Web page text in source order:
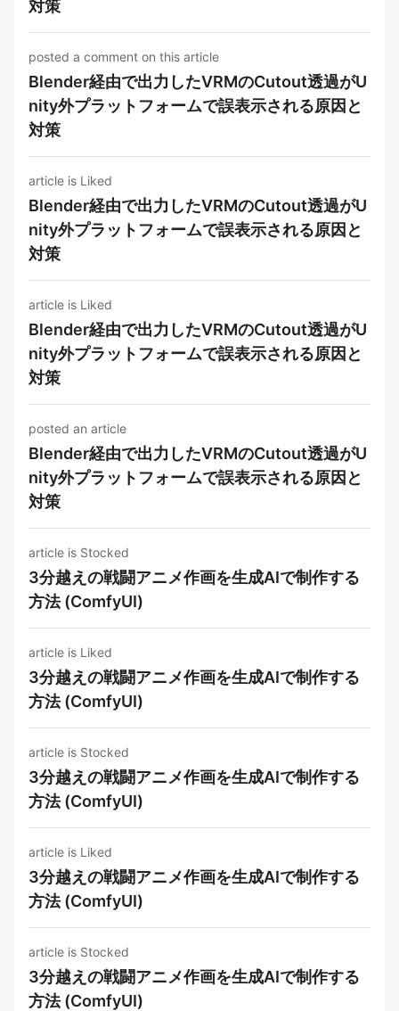
対策
posted a comment on this article
Blender経由で出力したVRMのCutout透過がU
nity外プラットフォームで誤表示される原因と
対策
article is Liked
Blender経由で出力したVRMのCutout透過がU
nity外プラットフォームで誤表示される原因と
対策
article is Liked
Blender経由で出力したVRMのCutout透過がU
nity外プラットフォームで誤表示される原因と
対策
posted an article
Blender経由で出力したVRMのCutout透過がU
nity外プラットフォームで誤表示される原因と
対策
article is Stocked
3分越えの戦闘アニメ作画を生成AIで制作する
方法 (ComfyUI)
article is Liked
3分越えの戦闘アニメ作画を生成AIで制作する
方法 (ComfyUI)
article is Stocked
3分越えの戦闘アニメ作画を生成AIで制作する
方法 (ComfyUI)
article is Liked
3分越えの戦闘アニメ作画を生成AIで制作する
方法 (ComfyUI)
article is Stocked
3分越えの戦闘アニメ作画を生成AIで制作する
方法 (ComfyUI)